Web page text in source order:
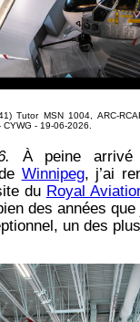
Tutor MSN 1004, ARC-
- 19-06-2026.
À peine
Winnipeg, j’ai
du Royal
des années
un des